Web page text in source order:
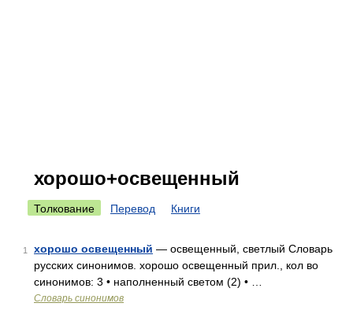
хорошо+освещенный
Толкование Перевод Книги
1 хорошо освещенный — освещенный, светлый Словарь
русских синонимов. хорошо освещенный прил., кол во
синонимов: 3 • наполненный светом (2) • …
Словарь синонимов